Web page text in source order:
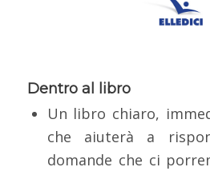
Dentro al libro
Un libro chiaro,
che aiuterà a
domande che ci